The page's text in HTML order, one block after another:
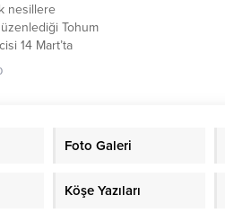
nesillere
Tohum
14 Mart’ta
çimlendirme
çeşit 15 bin
birliğiyle
Foto Galeri
Köşe Yazıları